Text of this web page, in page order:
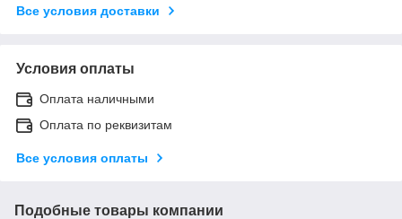
Все условия доставки
Условия оплаты
Оплата наличными
Оплата по реквизитам
Все условия оплаты
Подобные товары компании